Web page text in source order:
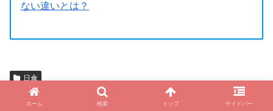
ない違いとは？
日傘
しんぱちーの
ホーム 検索 トップ サイドバー